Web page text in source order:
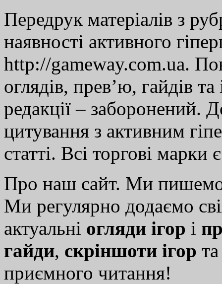
Передрук матеріалів з
наявності активного
http://gameway.com.ua.
оглядів, прев’ю, гайдів
редакції – заборонений.
цитування з активним
статті. Всі торгові марки
Про наш сайт. Ми
Ми регулярно додаємо
актуальні огляди ігор і
гайди, скріншоти ігор
приємного читання!